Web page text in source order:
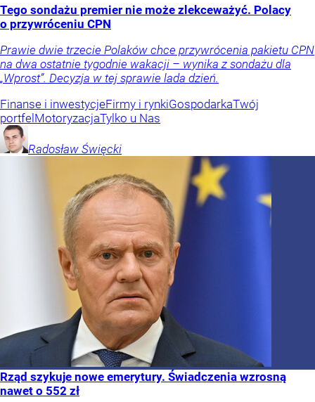
Tego sondażu premier nie może zlekceważyć. Polacy
o przywróceniu CPN
Prawie dwie trzecie Polaków chce przywrócenia pakietu CPN
na dwa ostatnie tygodnie wakacji – wynika z sondażu dla
„Wprost”. Decyzja w tej sprawie lada dzień.
Finanse i inwestycjeFirmy i rynkiGospodarkaTwój
portfel MotoryzacjaTylko u Nas
Radosław Święcki
Rząd szykuje nowe emerytury. Świadczenia wzrosną
nawet o 552 zł